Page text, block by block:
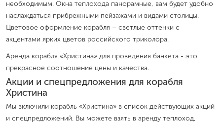
необходимым. Окна теплохода панорамные, вам будет удобно
наслаждаться прибрежными пейзажами и видами столицы.
Цветовое оформление корабля – светлые оттенки с
акцентами ярких цветов российского триколора.
Аренда корабля «Христина» для проведения банкета - это
прекрасное соотношение цены и качества.
Акции и спецпредложения для корабля
Христина
Мы включили корабль «Христина» в список действующих акций
и спецпредложений. Вы можете взять в аренду теплоход,